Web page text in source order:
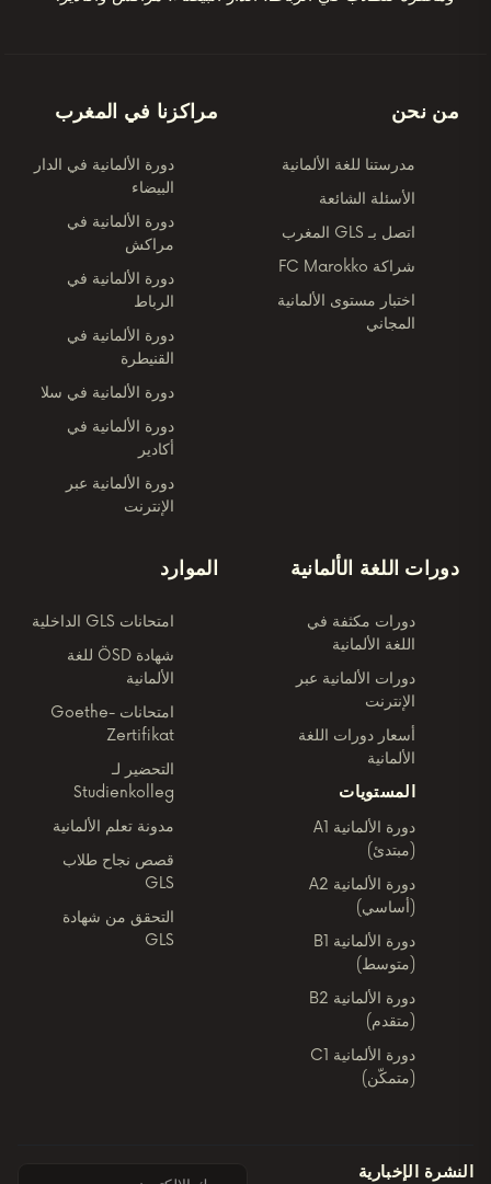
من نحن
مدرستنا للغة الألمانية
الأسئلة الشائعة
اتصل بـ GLS المغرب
شراكة FC Marokko
اختبار مستوى الألمانية
المجاني
مراكزنا في المغرب
دورة الألمانية في الدار
البيضاء
دورة الألمانية في
مراكش
دورة الألمانية في
الرباط
دورة الألمانية في
القنيطرة
دورة الألمانية في سلا
دورة الألمانية في
أكادير
دورة الألمانية عبر
الإنترنت
دورات اللغة الألمانية
دورات مكثفة في
اللغة الألمانية
دورات الألمانية عبر
الإنترنت
أسعار دورات اللغة
الألمانية
المستويات
دورة الألمانية A1
(مبتدئ)
دورة الألمانية A2
(أساسي)
دورة الألمانية B1
(متوسط)
دورة الألمانية B2
(متقدم)
دورة الألمانية C1
(متمكّن)
الموارد
امتحانات GLS الداخلية
شهادة ÖSD للغة
الألمانية
امتحانات Goethe-
Zertifikat
التحضير لـ
Studienkolleg
مدونة تعلم الألمانية
قصص نجاح طلاب
GLS
التحقق من شهادة
GLS
النشرة الإخبارية